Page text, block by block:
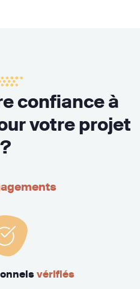
confiance à
votre projet
?
vérifiés